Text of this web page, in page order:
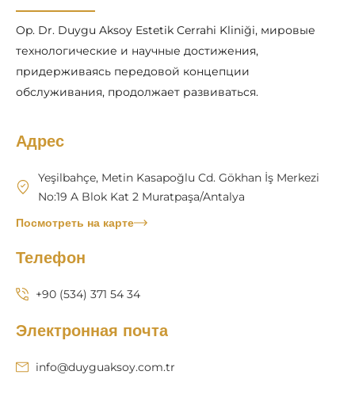
Op. Dr. Duygu Aksoy Estetik Cerrahi Kliniği, мировые
технологические и научные достижения,
придерживаясь передовой концепции
обслуживания, продолжает развиваться.
Адрес
Yeşilbahçe, Metin Kasapoğlu Cd. Gökhan İş Merkezi
No:19 A Blok Kat 2 Muratpaşa/Antalya
Посмотреть на карте
Телефон
+90 (534) 371 54 34
Электронная почта
info@duyguaksoy.com.tr